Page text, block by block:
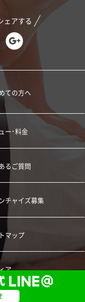
ェアする
ての方へ
ー･料金
るご質問
チャイズ募集
マップ
ア
reserved.